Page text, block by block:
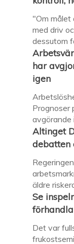
"Om målet
med driv
dessutom
har
igen
Prognoser
avgörande
Altinget
debatten
äldre
Se
Det var